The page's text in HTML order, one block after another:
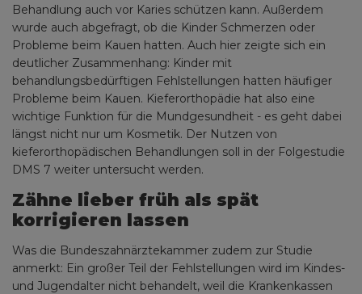
Behandlung auch vor Karies schützen kann. Außerdem
wurde auch abgefragt, ob die Kinder Schmerzen oder
Probleme beim Kauen hatten. Auch hier zeigte sich ein
deutlicher Zusammenhang: Kinder mit
behandlungsbedürftigen Fehlstellungen hatten häufiger
Probleme beim Kauen. Kieferorthopädie hat also eine
wichtige Funktion für die Mundgesundheit - es geht dabei
längst nicht nur um Kosmetik. Der Nutzen von
kieferorthopädischen Behandlungen soll in der Folgestudie
DMS 7 weiter untersucht werden.
Zähne lieber früh als spät
korrigieren lassen
Was die Bundeszahnärztekammer zudem zur Studie
anmerkt: Ein großer Teil der Fehlstellungen wird im Kindes-
und Jugendalter nicht behandelt, weil die Krankenkassen